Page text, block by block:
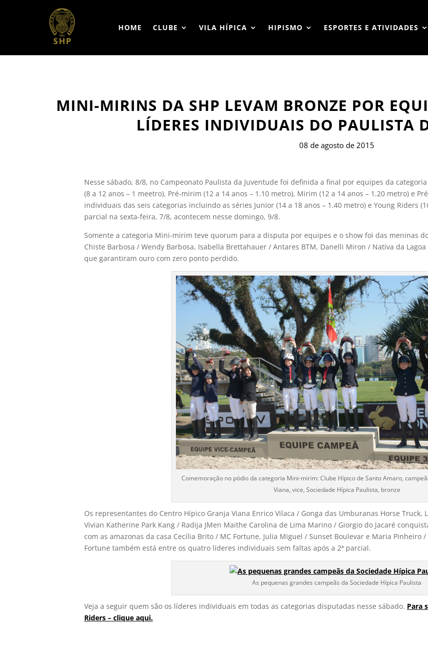
HOME CLUBE VILA HÍPICA HIPISMO ESPORTES E ATIVIDADES
MINI-MIRINS DA SHP LEVAM BRONZE POR
LÍDERES INDIVIDUAIS DO PAULISTA
08 de agosto de 2015
Nesse sábado, 8/8, no Campeonato Paulista da Juventude foi definida a final por equipes da
(8 a 12 anos – 1 meetro), Pré-mirim (12 a 14 anos – 1.10 metro), Mirim (12 a 14 anos – 1.20 metro) e
individuais das seis categorias incluindo as séries Junior (14 a 18 anos – 1.40 metro) e Young Riders
parcial na sexta-feira, 7/8, acontecem nesse domingo, 9/8.
Somente a categoria Mini-mirim teve quorum para a disputa por equipes e o show foi das meninas
Chiste Barbosa / Wendy Barbosa, Isabella Brettahauer / Antares BTM, Danelli Miron / Nativa da
que garantiram ouro com zero ponto perdido.
Comemoração no pódio da categoria Mini-mirim: Clube Hípico de Santo Amaro,
Viana, vice, Sociedade Hípica Paulista, bronze
Os representantes do Centro Hípico Granja Viana Enrico Vilaca / Gonga das Umburanas Horse Truck,
Vivian Katherine Park Kang / Radija JMen Maithe Carolina de Lima Marino / Giorgio do Jacaré
com as amazonas da casa Cecília Brito / MC Fortune, Julia Miguel / Sunset Boulevar e Maria Pinheiro
Fortune também está entre os quatro líderes individuais sem faltas após a 2ª parcial.
As pequenas grandes campeãs da Sociedade Hípica Paulista
Veja a seguir quem são os líderes individuais em todas as categorias disputadas nesse sábado. Para
Riders – clique aqui.